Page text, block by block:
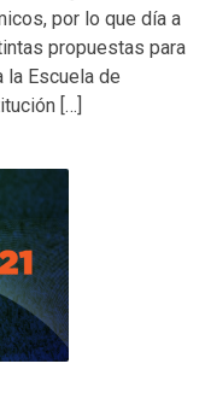
por lo que día a
propuestas para
la Escuela de
[…]